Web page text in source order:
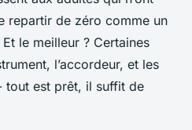
repartir de zéro comme un
le meilleur ? Certaines
l’accordeur, et les
tout est prêt, il suffit de